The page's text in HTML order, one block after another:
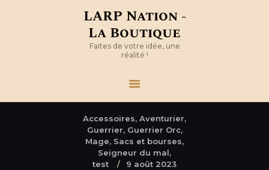
LARP Nation -
La Boutique
Faites de votre idée, une
réalité !
Accessoires, Aventurier,
Guerrier, Guerrier Orc,
Mage, Sacs et bourses,
Seigneur du mal,
test
9 août 2023